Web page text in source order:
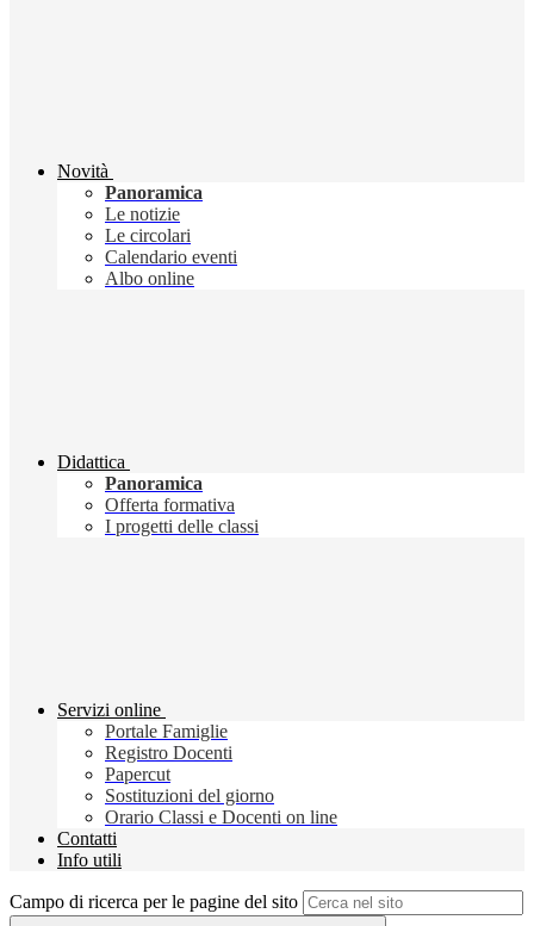
Novità
Panoramica
Le notizie
Le circolari
Calendario eventi
Albo online
Didattica
Panoramica
Offerta formativa
I progetti delle classi
Servizi online
Portale Famiglie
Registro Docenti
Papercut
Sostituzioni del giorno
Orario Classi e Docenti on line
Contatti
Info utili
Campo di ricerca per le pagine del sito